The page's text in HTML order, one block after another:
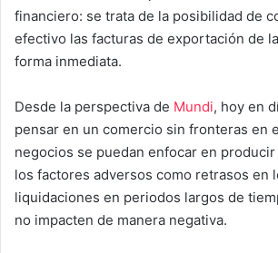
financiero: se trata de la posibilidad de
efectivo las facturas de exportación de
forma inmediata.
Desde la perspectiva de Mundi, hoy en
pensar en un comercio sin fronteras en
negocios se puedan enfocar en
los factores adversos como retrasos en
liquidaciones en periodos largos de
no impacten de manera negativa.